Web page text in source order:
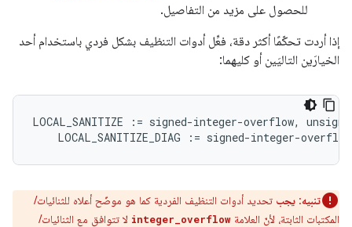
للحصول على مزيد من التفاصيل.
إذا أردت تحكّمًا أكثر دقة، فعِّل أدوات التنظيف بشكل فردي باستخدام أحد
الخيارَين التاليَين أو كليهما:
LOCAL_SANITIZE := signed-integer-overflow,
LOCAL_SANITIZE_DIAG
:= signed-integer-overflow
تنبيه: يجب تحديد أدوات التنظيف الفردية كما هو موضّح أعلاه للثنائيات/
المكتبات الثابتة، لأنّ العلامة integer_overflow لا تتوافق مع الثنائيات/